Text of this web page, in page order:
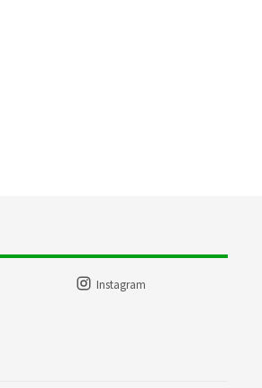
Instagram